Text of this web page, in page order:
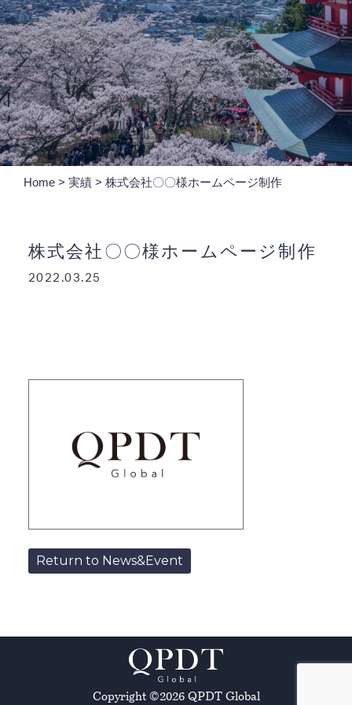
Home > 実績 > 株式会社〇〇様ホームページ制作
株式会社〇〇様ホームページ制作
2022.03.25
Return to News&Event
Copyright ©2026 QPDT Global